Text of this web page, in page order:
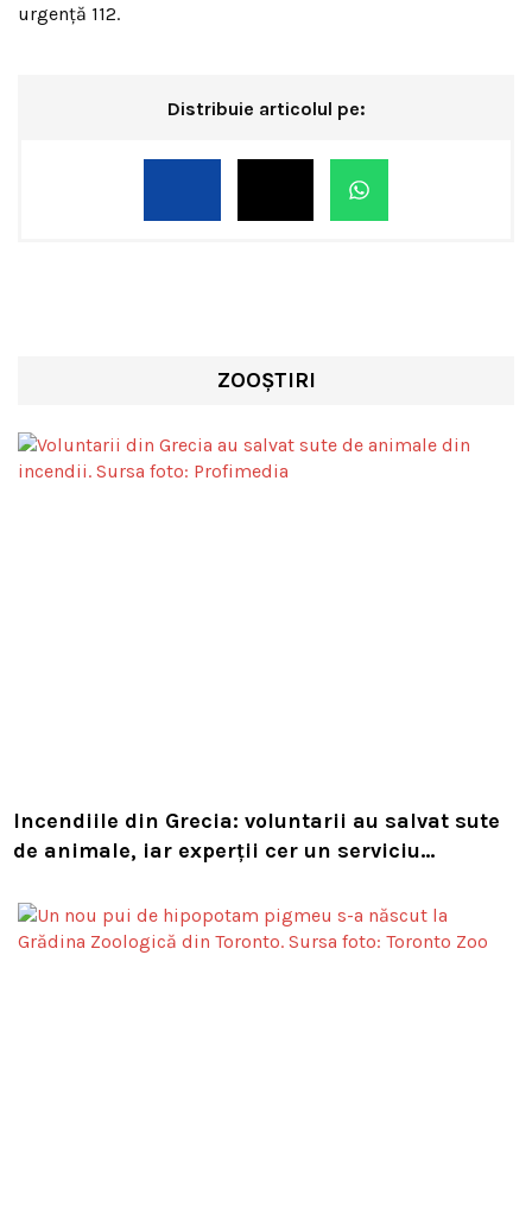
urgență 112.
Distribuie articolul pe:
ZOOȘTIRI
Incendiile din Grecia: voluntarii au salvat sute
de animale, iar experții cer un serviciu